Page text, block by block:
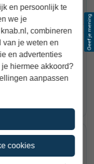
en persoonlijk te
we je
combineren
van je weten en
en advertenties
hiermee akkoord?
aanpassen
cookies